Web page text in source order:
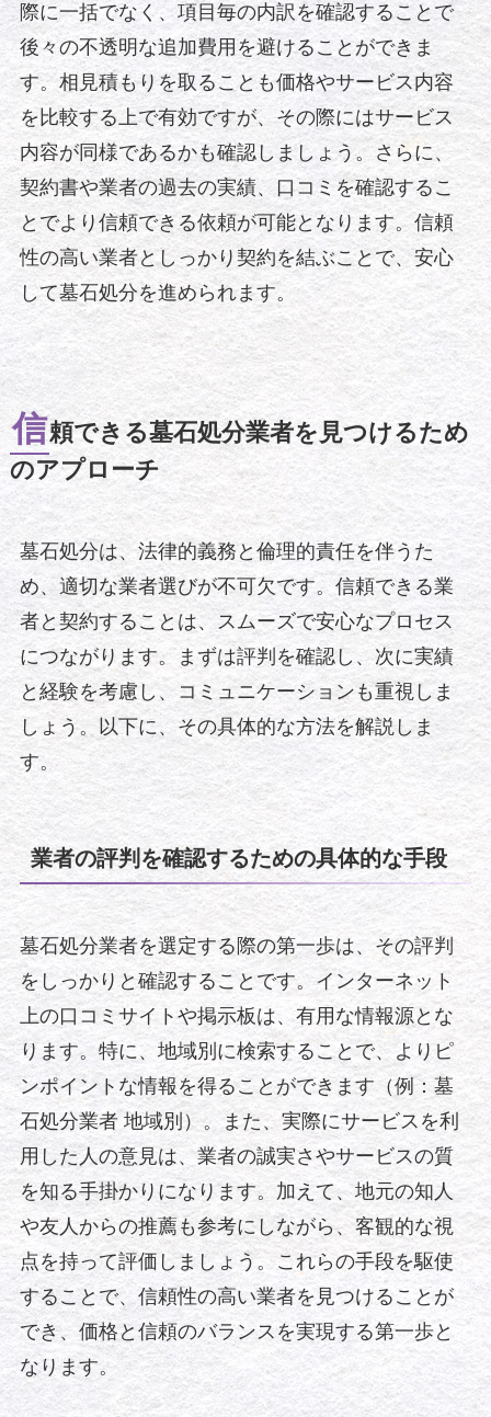
際に一括でなく、項目毎の内訳を確認することで
後々の不透明な追加費用を避けることができま
す。相見積もりを取ることも価格やサービス内容
を比較する上で有効ですが、その際にはサービス
内容が同様であるかも確認しましょう。さらに、
契約書や業者の過去の実績、口コミを確認するこ
とでより信頼できる依頼が可能となります。信頼
性の高い業者としっかり契約を結ぶことで、安心
して墓石処分を進められます。
信頼できる墓石処分業者を見つけるため
のアプローチ
墓石処分は、法律的義務と倫理的責任を伴うた
め、適切な業者選びが不可欠です。信頼できる業
者と契約することは、スムーズで安心なプロセス
につながります。まずは評判を確認し、次に実績
と経験を考慮し、コミュニケーションも重視しま
しょう。以下に、その具体的な方法を解説しま
す。
業者の評判を確認するための具体的な手段
墓石処分業者を選定する際の第一歩は、その評判
をしっかりと確認することです。インターネット
上の口コミサイトや掲示板は、有用な情報源とな
ります。特に、地域別に検索することで、よりピ
ンポイントな情報を得ることができます（例：墓
石処分業者 地域別）。また、実際にサービスを利
用した人の意見は、業者の誠実さやサービスの質
を知る手掛かりになります。加えて、地元の知人
や友人からの推薦も参考にしながら、客観的な視
点を持って評価しましょう。これらの手段を駆使
することで、信頼性の高い業者を見つけることが
でき、価格と信頼のバランスを実現する第一歩と
なります。